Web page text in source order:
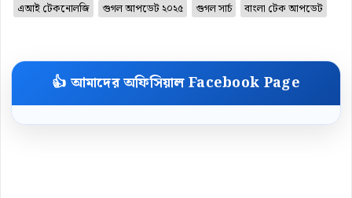
এআই টেকনোলজি
গুগল আপডেট ২০২৫ গুগল সার্চ বাংলা টেক আপডেট
👍 আমাদের অফিসিয়াল Facebook Page